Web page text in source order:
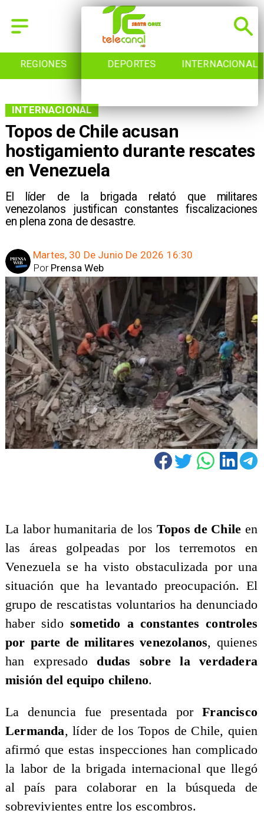
REGIONES DEPORTES INTERNACIONAL
Topos de Chile acusan
hostigamiento durante rescates
en Venezuela
El líder de la brigada relató que militares
venezolanos justifican constantes fiscalizaciones
en plena zona de desastre.
INTERNACIONAL
Martes, 30 De Junio De 2026 16:30
Prensa Web
Por
La labor humanitaria de los Topos de Chile en
las áreas golpeadas por los terremotos en
Venezuela se ha visto obstaculizada por una
situación que ha levantado preocupación. El
grupo de rescatistas voluntarios ha denunciado
haber sidosometido a constantes controles
por parte de militares venezolanos, quienes
han expresado dudas sobre la verdadera
misión del equipo chileno.
La denuncia fue presentada porFrancisco
Lermanda, líder de los Topos de Chile, quien
afirmó que estas inspecciones han complicado
la labor de la brigada internacional que llegó
al país para colaborar en la búsqueda de
sobrevivientes entre los escombros.